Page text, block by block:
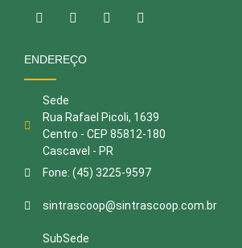
ENDEREÇO
Sede
Rua Rafael Picoli, 1639
Centro - CEP 85812-180
Cascavel - PR
Fone: (45) 3225-9597
sintrascoop@sintrascoop.com.br
SubSede